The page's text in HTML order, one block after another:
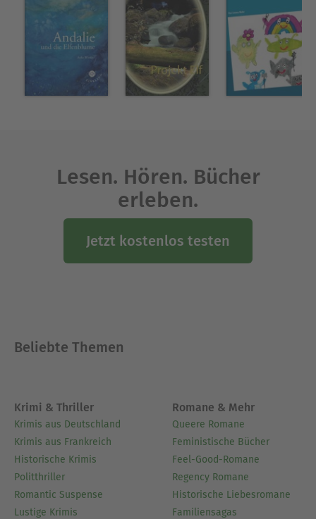
Psychologie.
Ausblenden
Lesen. Hören. Bücher
erleben.
Jetzt kostenlos testen
Beliebte Themen
Krimi & Thriller
Krimis aus Deutschland
Krimis aus Frankreich
Historische Krimis
Politthriller
Romantic Suspense
Lustige Krimis
Romane & Mehr
Queere Romane
Feministische Bücher
Feel-Good-Romane
Regency Romane
Historische Liebesromane
Familiensagas